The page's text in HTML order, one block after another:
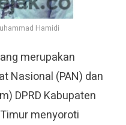
Hamidi
merupakan
Nasional (PAN) dan
DPRD Kabupaten
menyoroti